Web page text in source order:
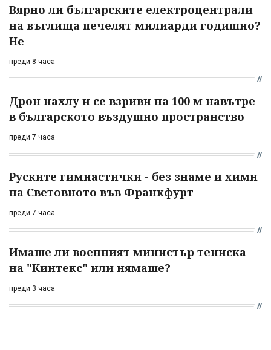
Вярно ли българските електроцентрали
на въглища печелят милиарди годишно?
Не
преди 8 часа
Дрон нахлу и се взриви на 100 м навътре
в българското въздушно пространство
преди 7 часа
Руските гимнастички - без знаме и химн
на Световното във Франкфурт
преди 7 часа
Имаше ли военният министър тениска
на "Кинтекс" или нямаше?
преди 3 часа